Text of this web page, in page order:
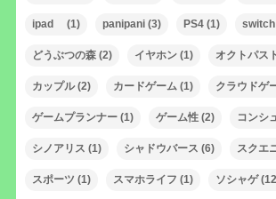
ipad (1) panipani(3) PS4(1) switch
どうぶつの森(2) イヤホン(1) オクトパス
カップル(2) カードゲーム(1) クラウドゲ
ゲームプランナー(1) ゲーム性(2) コンシ
シノアリス (1) シャドウバース (6) スクエ
スポーツ (1) スマホライフ (1) ソシャゲ